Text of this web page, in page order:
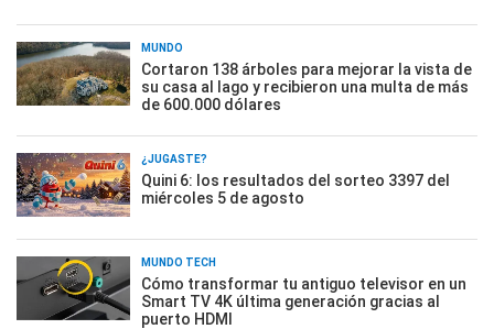
MUNDO
Cortaron 138 árboles para mejorar la vista de
su casa al lago y recibieron una multa de más
de 600.000 dólares
¿JUGASTE?
Quini 6: los resultados del sorteo 3397 del
miércoles 5 de agosto
MUNDO TECH
Cómo transformar tu antiguo televisor en un
Smart TV 4K última generación gracias al
puerto HDMI